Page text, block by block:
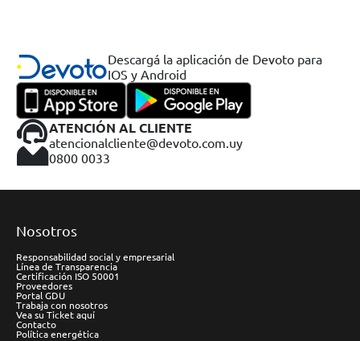
Descargá la aplicación de Devoto para
IOS y Android
ATENCIÓN AL CLIENTE
atencionalcliente@devoto.com.uy
0800 0033
Nosotros
Responsabilidad social y empresarial
Línea de Transparencia
Certificación ISO 50001
Proveedores
Portal GDU
Trabaja con nosotros
Vea su Ticket aquí
Contacto
Política energética